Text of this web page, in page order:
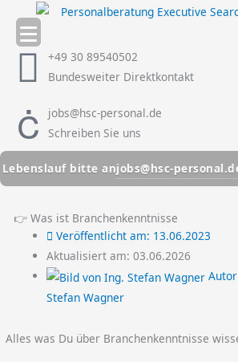
Inhalt
springen +49 30 89540502
Bundesweiter Direktkontakt
jobs@hsc-personal.de
Schreiben Sie uns
bitte anjobs@hsc-personal.de
👉 Was ist Branchenkenntnisse
Veröffentlicht am: 13.06.2023
Aktualisiert am: 03.06.2026
Stefan Wagner
Alles was Du über Branchenkenntnisse